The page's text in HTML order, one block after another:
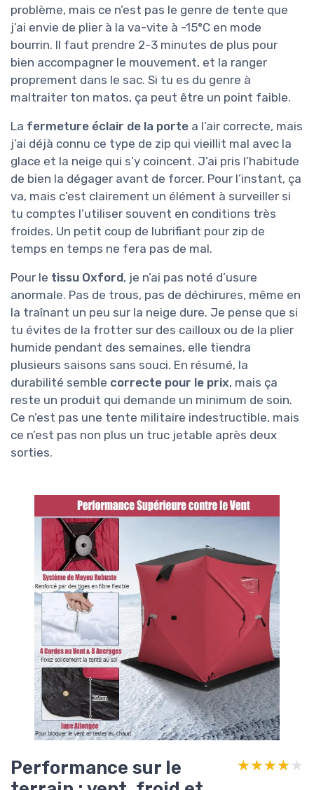
problème, mais ce n’est pas le genre de tente que
j’ai envie de plier à la va-vite à -15°C en mode
bourrin. Il faut prendre 2-3 minutes de plus pour
bien accompagner le mouvement, et la ranger
proprement dans le sac. Si tu es du genre à
maltraiter ton matos, ça peut être un point faible.
La fermeture éclair de la porte a l’air correcte, mais
j’ai déjà connu ce type de zip qui vieillit mal avec la
glace et la neige qui s’y coincent. J’ai pris l’habitude
de bien la dégager avant de forcer. Pour l’instant, ça
va, mais c’est clairement un élément à surveiller si
tu comptes l’utiliser souvent en conditions très
froides. Un petit coup de lubrifiant pour zip de
temps en temps ne fera pas de mal.
Pour le tissu Oxford, je n’ai pas noté d’usure
anormale. Pas de trous, pas de déchirures, même en
la traînant un peu sur la neige dure. Je pense que si
tu évites de la frotter sur des cailloux ou de la plier
humide pendant des semaines, elle tiendra
plusieurs saisons sans souci. En résumé, la
durabilité semble correcte pour le prix, mais ça
reste un produit qui demande un minimum de soin.
Ce n’est pas une tente militaire indestructible, mais
ce n’est pas non plus un truc jetable après deux
sorties.
Performance sur le
★★★★★
★★★★★